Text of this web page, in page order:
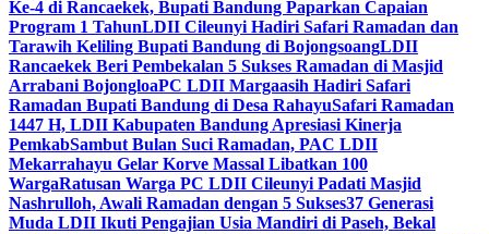
Ke-4 di Rancaekek, Bupati Bandung Paparkan Capaian
Program 1 TahunLDII Cileunyi Hadiri Safari Ramadan dan
Tarawih Keliling Bupati Bandung di BojongsoangLDII
Rancaekek Beri Pembekalan 5 Sukses Ramadan di Masjid
Arrabani BojongloaPC LDII Margaasih Hadiri Safari
Ramadan Bupati Bandung di Desa RahayuSafari Ramadan
1447 H, LDII Kabupaten Bandung Apresiasi Kinerja
PemkabSambut Bulan Suci Ramadan, PAC LDII
Mekarrahayu Gelar Korve Massal Libatkan 100
WargaRatusan Warga PC LDII Cileunyi Padati Masjid
Nashrulloh, Awali Ramadan dengan 5 Sukses37 Generasi
Muda LDII Ikuti Pengajian Usia Mandiri di Paseh, Bekal